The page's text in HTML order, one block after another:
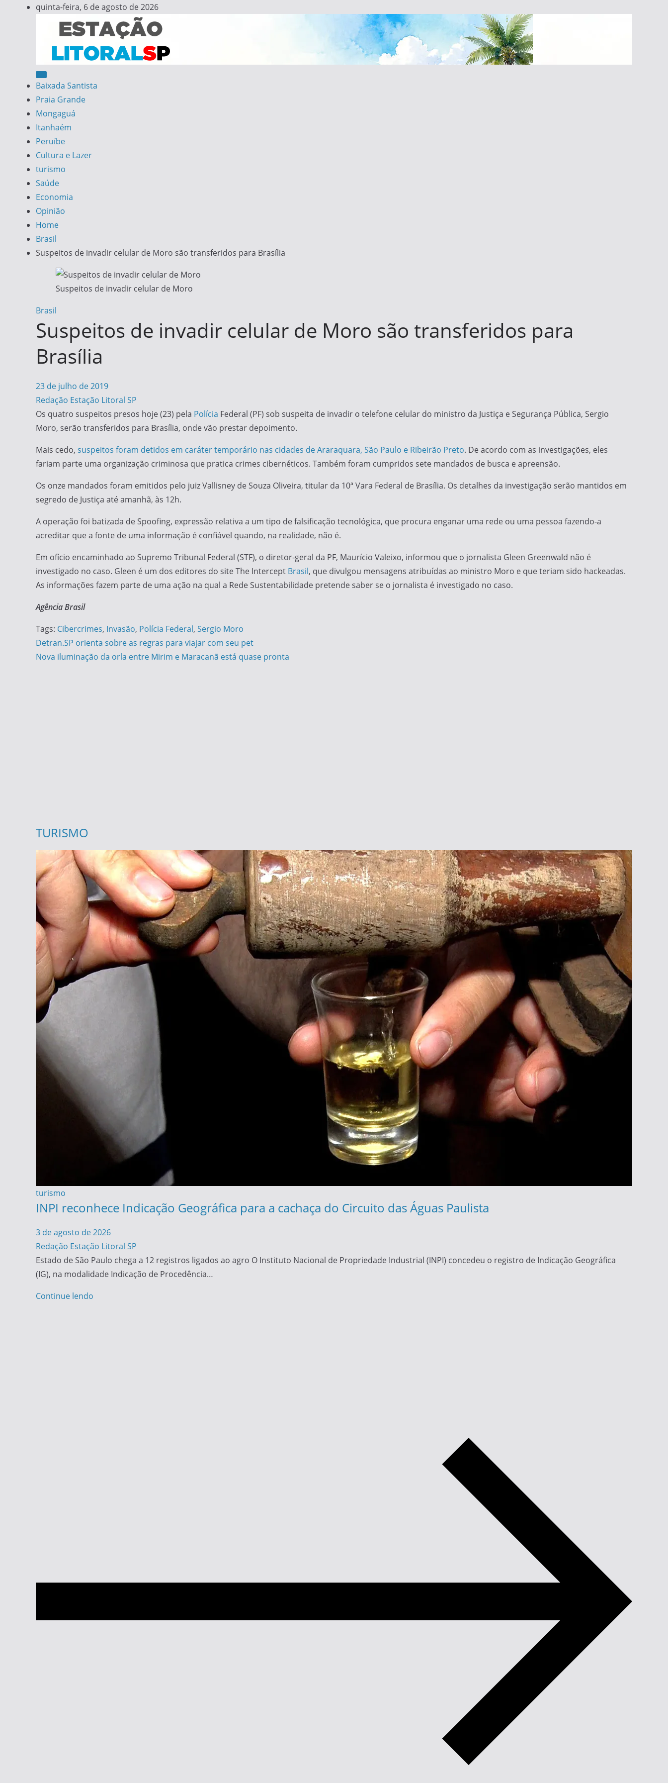
Skip
content
quinta-feira, 6 de agosto de 2026
Estação Litoral SP
Notícias da Baixada Santista
Baixada Santista
Praia Grande
Mongaguá
Itanhaém
Peruíbe
Cultura e Lazer
turismo
Saúde
Economia
Opinião
Home
Brasil
Suspeitos de invadir celular de Moro são transferidos para Brasília
Suspeitos de invadir celular de Moro
Brasil
Suspeitos de invadir celular de Moro são transferidos para
Brasília
23 de julho de 2019
Redação Estação Litoral SP
Os quatro suspeitos presos hoje (23) pela Polícia Federal (PF) sob suspeita de invadir o telefone celular do ministro da Justiça e Segurança Pública, Sergio
Moro, serão transferidos para Brasília, onde vão prestar depoimento.
Mais cedo, suspeitos foram detidos em caráter temporário nas cidades de Araraquara, São Paulo e Ribeirão Preto. De acordo com as investigações, eles
fariam parte uma organização criminosa que pratica crimes cibernéticos. Também foram cumpridos sete mandados de busca e apreensão.
Os onze mandados foram emitidos pelo juiz Vallisney de Souza Oliveira, titular da 10ª Vara Federal de Brasília. Os detalhes da investigação serão mantidos em
segredo de Justiça até amanhã, às 12h.
A operação foi batizada de Spoofing, expressão relativa a um tipo de falsificação tecnológica, que procura enganar uma rede ou uma pessoa fazendo-a
acreditar que a fonte de uma informação é confiável quando, na realidade, não é.
Em ofício encaminhado ao Supremo Tribunal Federal (STF), o diretor-geral da PF, Maurício Valeixo, informou que o jornalista Gleen Greenwald não é
investigado no caso. Gleen é um dos editores do site The Intercept Brasil, que divulgou mensagens atribuídas ao ministro Moro e que teriam sido hackeadas.
As informações fazem parte de uma ação na qual a Rede Sustentabilidade pretende saber se o jornalista é investigado no caso.
Agência Brasil
Tags: Cibercrimes, Invasão, Polícia Federal, Sergio Moro
Navegação
de
Detran.SP orienta sobre as regras para viajar com seu pet
Nova iluminação da orla entre Mirim e Maracanã está quase pronta
TURISMO
turismo
INPI reconhece Indicação Geográfica para a cachaça do Circuito das Águas Paulista
3 de agosto de 2026
Redação Estação Litoral SP
Estado de São Paulo chega a 12 registros ligados ao agro O Instituto Nacional de Propriedade Industrial (INPI) concedeu o registro de Indicação Geográfica
(IG), na modalidade Indicação de Procedência…
Continue lendo